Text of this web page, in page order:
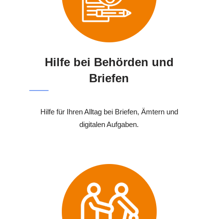
Hilfe bei Behörden und
Briefen
Hilfe für Ihren Alltag bei Briefen, Ämtern und
digitalen Aufgaben.